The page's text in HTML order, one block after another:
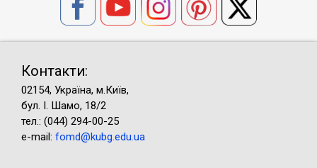
Контакти:
02154, Україна, м.Київ,
бул. І. Шамо, 18/2
тел.: (044) 294-00-25
e-mail: fomd@kubg.edu.ua